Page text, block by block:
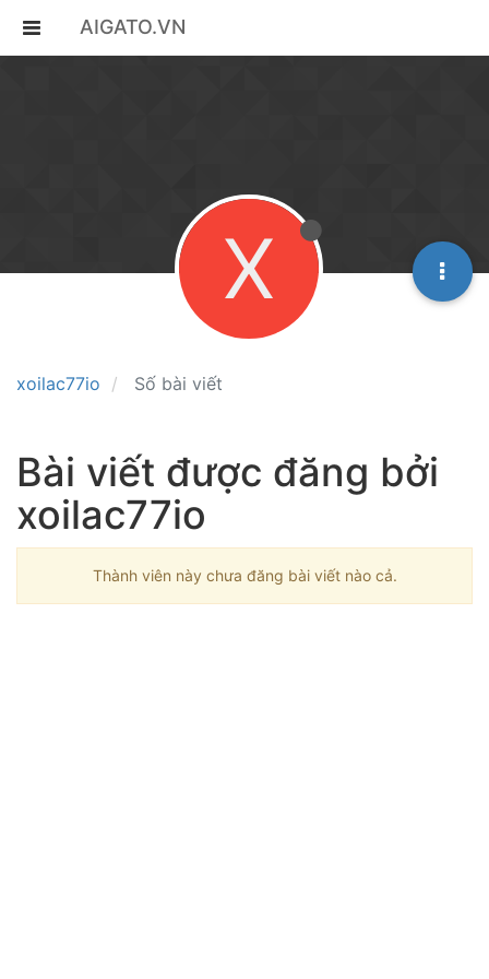
AIGATO.VN
xoilac77io Số bài viết
X
Bài viết được đăng bởi
xoilac77io
Thành viên này chưa đăng bài viết nào cả.